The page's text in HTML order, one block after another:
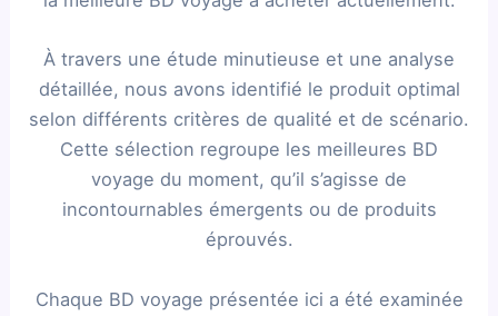
À travers une étude minutieuse et une analyse
détaillée, nous avons identifié le produit optimal
selon différents critères de qualité et de scénario.
Cette sélection regroupe les meilleures BD
voyage du moment, qu’il s’agisse de
incontournables émergents ou de produits
éprouvés.
Chaque BD voyage présentée ici a été examinée